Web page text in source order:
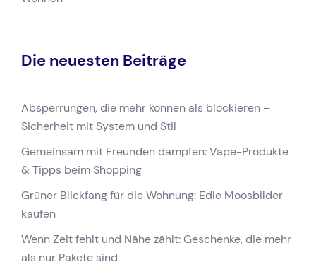
Die neuesten Beiträge
Absperrungen, die mehr können als blockieren –
Sicherheit mit System und Stil
Gemeinsam mit Freunden dampfen: Vape-Produkte
& Tipps beim Shopping
Grüner Blickfang für die Wohnung: Edle Moosbilder
kaufen
Wenn Zeit fehlt und Nähe zählt: Geschenke, die mehr
als nur Pakete sind